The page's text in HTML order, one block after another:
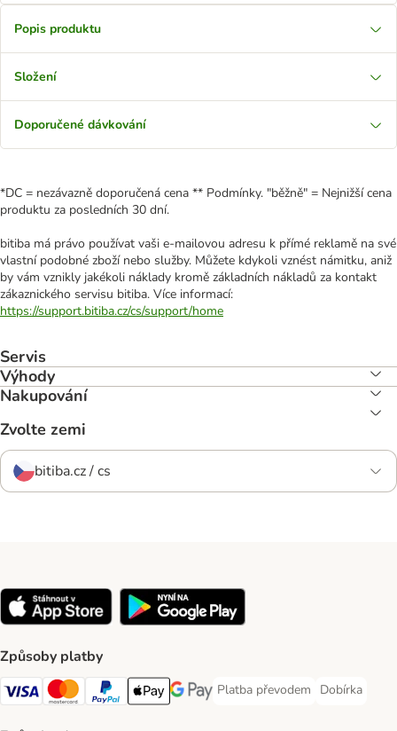
Popis produktu
Složení
Doporučené dávkování
*DC = nezávazně doporučená cena ** Podmínky. "běžně" = Nejnižší cena
produktu za posledních 30 dní.
bitiba má právo používat vaši e-mailovou adresu k přímé reklamě na své
vlastní podobné zboží nebo služby. Můžete kdykoli vznést námitku, aniž
by vám vznikly jakékoli náklady kromě základních nákladů za kontakt
zákaznického servisu bitiba. Více informací:
https://support.bitiba.cz/cs/support/home
Servis
Výhody
Nakupování
Zvolte zemi
bitiba.cz / cs
Způsoby platby
Visa Payment Method
mastercard Payment Method
PayPal Payment Method
Apple pay Payment Method
Google Pay Payment Method
Platba převodem
Platba převodem Payment
Dobírka
Dobírka